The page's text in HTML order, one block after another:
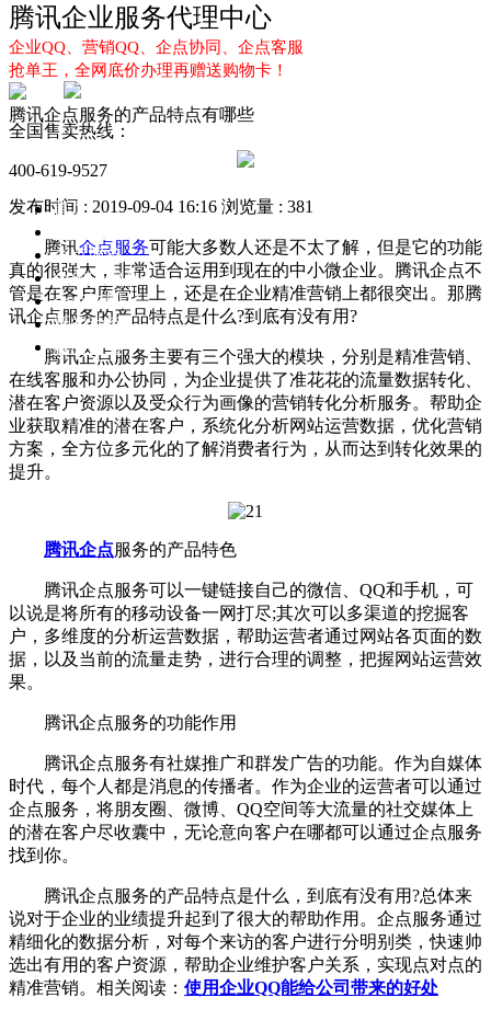
腾讯企业服务代理中心
企业QQ、营销QQ、企点协同、企点客服
抢单王，全网底价办理再赠送购物卡！
全国售卖热线：
400-619-9527
首页
企点服务
企业QQ2.0
企点协同
新闻动态
解决方案
腾讯企点服务的产品特点有哪些
发布时间 : 2019-09-04 16:16 浏览量 : 381
腾讯企点服务可能大多数人还是不太了解，但是它的功能
真的很强大，非常适合运用到现在的中小微企业。腾讯企点不
管是在客户库管理上，还是在企业精准营销上都很突出。那腾
讯企点服务的产品特点是什么?到底有没有用?
腾讯企点服务主要有三个强大的模块，分别是精准营销、
在线客服和办公协同，为企业提供了准花花的流量数据转化、
潜在客户资源以及受众行为画像的营销转化分析服务。帮助企
业获取精准的潜在客户，系统化分析网站运营数据，优化营销
方案，全方位多元化的了解消费者行为，从而达到转化效果的
提升。
腾讯企点服务的产品特色
腾讯企点服务可以一键链接自己的微信、QQ和手机，可
以说是将所有的移动设备一网打尽;其次可以多渠道的挖掘客
户，多维度的分析运营数据，帮助运营者通过网站各页面的数
据，以及当前的流量走势，进行合理的调整，把握网站运营效
果。
腾讯企点服务的功能作用
腾讯企点服务有社媒推广和群发广告的功能。作为自媒体
时代，每个人都是消息的传播者。作为企业的运营者可以通过
企点服务，将朋友圈、微博、QQ空间等大流量的社交媒体上
的潜在客户尽收囊中，无论意向客户在哪都可以通过企点服务
找到你。
腾讯企点服务的产品特点是什么，到底有没有用?总体来
说对于企业的业绩提升起到了很大的帮助作用。企点服务通过
精细化的数据分析，对每个来访的客户进行分明别类，快速帅
选出有用的客户资源，帮助企业维护客户关系，实现点对点的
精准营销。相关阅读： 使用企业QQ能给公司带来的好处